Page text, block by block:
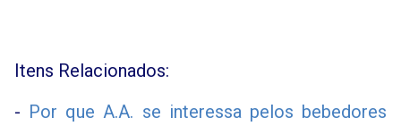
Itens Relacionados:
- Por que A.A. se interessa pelos bebedores